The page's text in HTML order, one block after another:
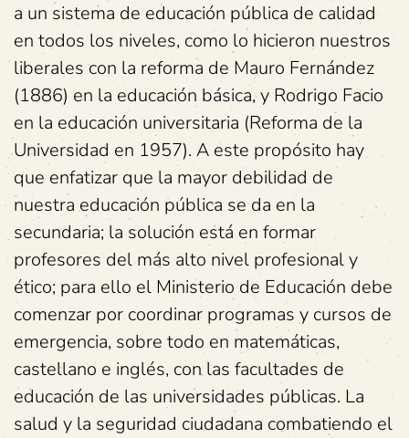
a un sistema de educación pública de calidad
en todos los niveles, como lo hicieron nuestros
liberales con la reforma de Mauro Fernández
(1886) en la educación básica, y Rodrigo Facio
en la educación universitaria (Reforma de la
Universidad en 1957). A este propósito hay
que enfatizar que la mayor debilidad de
nuestra educación pública se da en la
secundaria; la solución está en formar
profesores del más alto nivel profesional y
ético; para ello el Ministerio de Educación debe
comenzar por coordinar programas y cursos de
emergencia, sobre todo en matemáticas,
castellano e inglés, con las facultades de
educación de las universidades públicas. La
salud y la seguridad ciudadana combatiendo el